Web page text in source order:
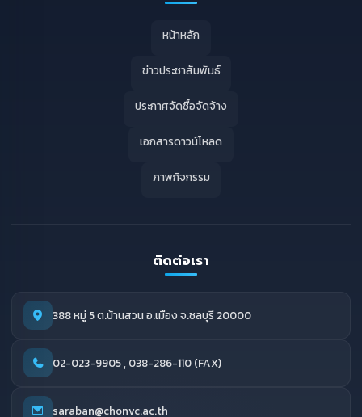
หน้าหลัก
ข่าวประชาสัมพันธ์
ประกาศจัดซื้อจัดจ้าง
เอกสารดาวน์โหลด
ภาพกิจกรรม
ติดต่อเรา
388 หมู่ 5 ต.บ้านสวน อ.เมือง จ.ชลบุรี 20000
02-023-9905 , 038-286-110 (FAX)
saraban@chonvc.ac.th